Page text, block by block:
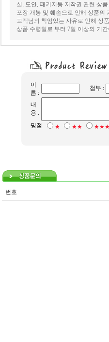
실, 도안, 패키지등 저작권 관련 상품.
포장 개봉 및 훼손으로 인해 상품의
고객님의 책임있는 사유로 인해 상
상품 수령일로 부터 7일 이상의 기
이
름 :
첨부 :
내
용 :
평점
★ ★★ ★★★
번호